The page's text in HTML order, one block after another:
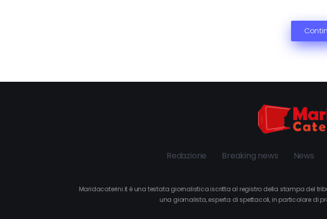
Redazione Breaking news News
Maridacaterini.it è una testata giornalistica iscritta al registro della stampa del
una giornalista, esperta di spettacoli, in particolare di